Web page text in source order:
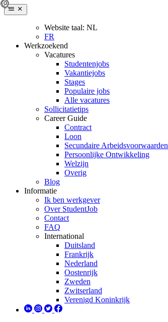
Website taal: NL
FR
Werkzoekend
Vacatures
Studentenjobs
Vakantiejobs
Stages
Populaire jobs
Alle vacatures
Sollicitatietips
Career Guide
Contract
Loon
Secundaire Arbeidsvoorwaarden
Persoonlijke Ontwikkeling
Welzijn
Overig
Blog
Informatie
Ik ben werkgever
Over StudentJob
Contact
FAQ
International
Duitsland
Frankrijk
Nederland
Oostenrijk
Zweden
Zwitserland
Verenigd Koninkrijk